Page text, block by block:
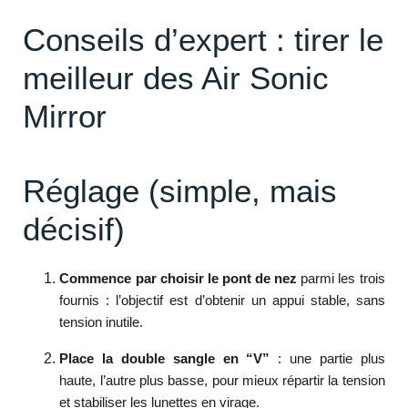
Conseils d’expert : tirer le
meilleur des Air Sonic
Mirror
Réglage (simple, mais
décisif)
Commence par choisir le pont de nez parmi les trois
fournis : l’objectif est d’obtenir un appui stable, sans
tension inutile.
Place la double sangle en “V” : une partie plus
haute, l’autre plus basse, pour mieux répartir la tension
et stabiliser les lunettes en virage.